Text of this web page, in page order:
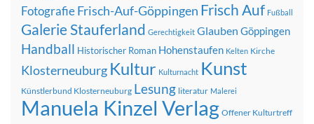
FotografieFrisch-Auf-Göppingen Frisch Auf Fußball
Galerie Stauferland Gerechtigkeit Glauben Göppingen
Handball Historischer Roman Hohenstaufen Kelten Kirche
Klosterneuburg Kultur Kulturnacht Kunst
Künstlerbund Klosterneuburg Lesung literatur Malerei
Manuela Kinzel Verlag Offener Kulturtreff